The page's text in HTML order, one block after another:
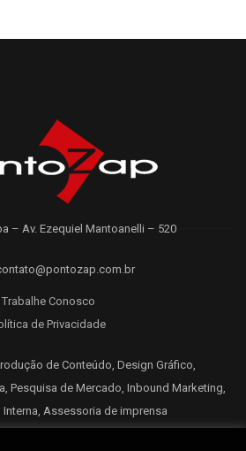
– Av. Ezequiel Mantoanelli – 520
Trabalhe Conosco
de Privacidade
de Conteúdo, Design Gráfico,
Pesquisa de Mercado, Inbound Marketing,
Assessoria de imprensa